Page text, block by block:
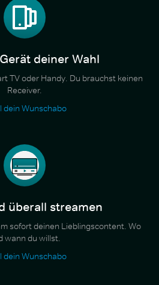
deiner Wahl
TV oder Handy. Du brauchst keinen
Receiver.
dein Wunschabo
überall streamen
sofort deinen Lieblingscontent. Wo
wann du willst.
dein Wunschabo